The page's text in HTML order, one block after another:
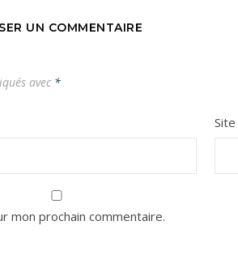
UN COMMENTAIRE
avec *
mon prochain commentaire.